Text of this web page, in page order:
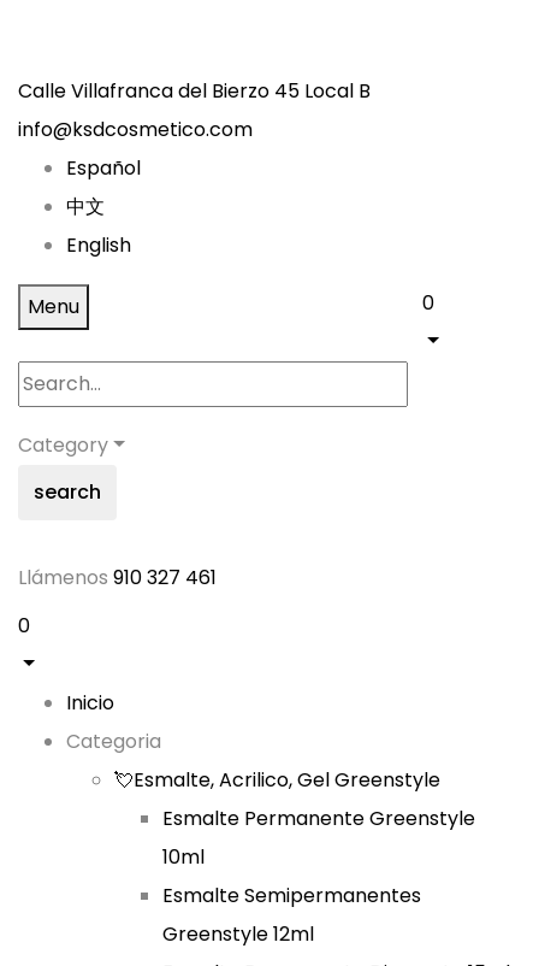
Calle Villafranca del Bierzo 45 Local B
info@ksdcosmetico.com
Español
中文
English
Menu 0
Category
search
Llámenos 910 327 461
0
Inicio
Categoria
💘Esmalte, Acrilico, Gel Greenstyle
Esmalte Permanente Greenstyle
10ml
Esmalte Semipermanentes
Greenstyle 12ml